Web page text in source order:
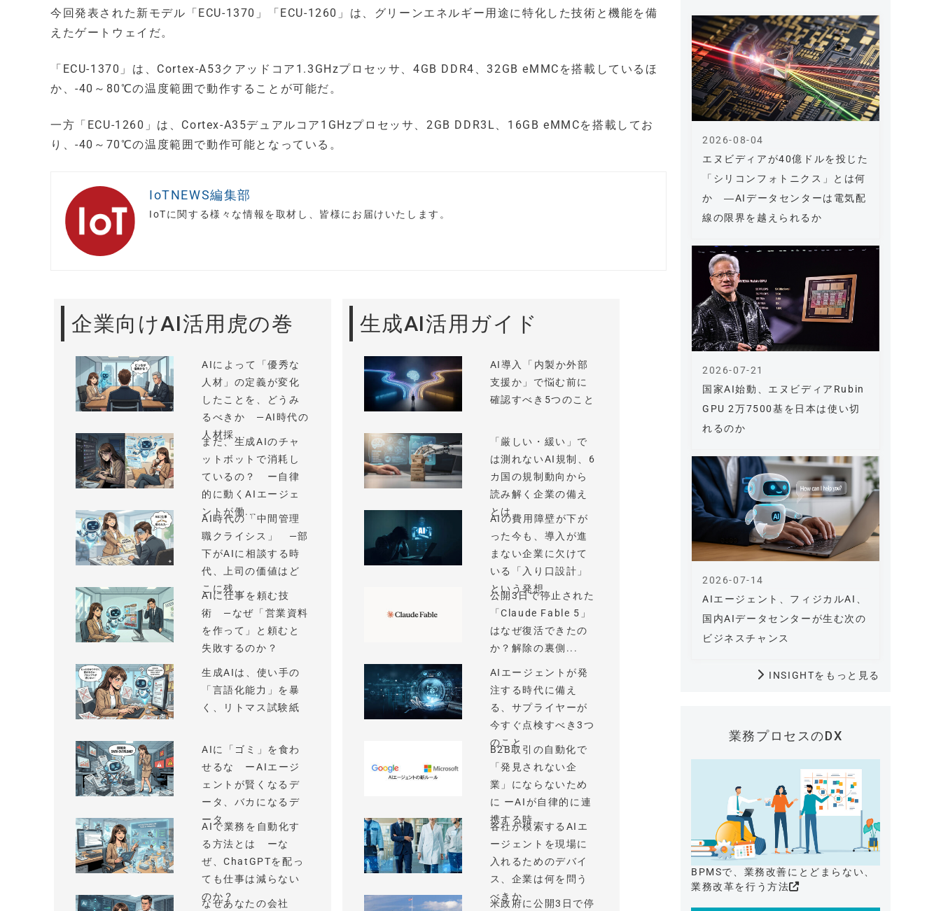
今回発表された新モデル「ECU-1370」「ECU-1260」は、グリーンエネルギー用途に特化した技術と機能を備
えたゲートウェイだ。
「ECU-1370」は、Cortex-A53クアッドコア1.3GHzプロセッサ、4GB DDR4、32GB eMMCを搭載しているほ
か、-40～80℃の温度範囲で動作することが可能だ。
一方「ECU-1260」は、Cortex-A35デュアルコア1GHzプロセッサ、2GB DDR3L、16GB eMMCを搭載してお
り、-40～70℃の温度範囲で動作可能となっている。
IoTNEWS編集部
IoTに関する様々な情報を取材し、皆様にお届けいたします。
企業向けAI活用虎の巻
AIによって「優秀な
人材」の定義が変化
したことを、どうみ
るべきか —AI時代の
人材採...
まだ、生成AIのチャ
ットボットで消耗し
ているの？ ー自律
的に動くAIエージェ
ントが働...
AI時代の「中間管理
職クライシス」 —部
下がAIに相談する時
代、上司の価値はど
こに残...
AIに仕事を頼む技
術 —なぜ「営業資料
を作って」と頼むと
失敗するのか？
生成AIは、使い手の
「言語化能力」を暴
く、リトマス試験紙
AIに「ゴミ」を食わ
せるな ーAIエージ
ェントが賢くなるデ
ータ、バカになるデ
ータ
AIで業務を自動化す
る方法とは ーな
ぜ、ChatGPTを配っ
ても仕事は減らない
のか？
なぜあなたの会社
生成AI活用ガイド
AI導入「内製か外部
支援か」で悩む前に
確認すべき5つのこと
「厳しい・緩い」で
は測れないAI規制、6
カ国の規制動向から
読み解く企業の備え
とは
AIの費用障壁が下が
った今も、導入が進
まない企業に欠けて
いる「入り口設計」
という発想
公開3日で停止された
「Claude Fable 5」
はなぜ復活できたの
か？解除の裏側...
AIエージェントが発
注する時代に備え
る、サプライヤーが
今すぐ点検すべき3つ
のこと
B2B取引の自動化で
「発見されない企
業」にならないため
に ーAIが自律的に連
携する時...
各社が模索するAIエ
ージェントを現場に
入れるためのデバイ
ス、企業は何を問う
べきか
米政府に公開3日で停
エヌビディアが40億ドルを投じた
「シリコンフォトニクス」とは何
か ―AIデータセンターは電気配
線の限界を越えられるか
2026-08-04
国家AI始動、エヌビディアRubin
GPU 2万7500基を日本は使い切
れるのか
2026-07-21
AIエージェント、フィジカルAI、
国内AIデータセンターが生む次の
ビジネスチャンス
2026-07-14
INSIGHTをもっと見る
業務プロセスのDX
BPMSで、業務改善にとどまらない、
業務改革を行う方法